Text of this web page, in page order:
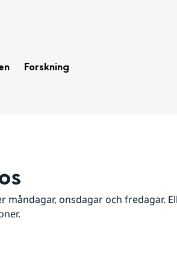
Forskning
måndagar, onsdagar och fredagar.